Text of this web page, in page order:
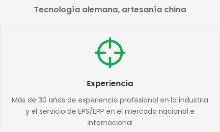
Tecnología alemana, artesanía china
Experiencia
Más de 30 años de experiencia profesional en la industria
y el servicio de EPS/EPP en el mercado nacional e
internacional